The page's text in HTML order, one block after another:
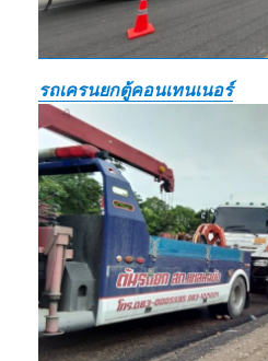
รถเครนยกตู้คอนเทนเนอร์